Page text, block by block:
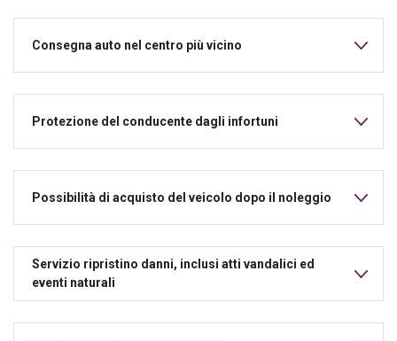
Consegna auto nel centro più vicino
Protezione del conducente dagli infortuni
Possibilità di acquisto del veicolo dopo il noleggio
Servizio ripristino danni, inclusi atti vandalici ed
eventi naturali